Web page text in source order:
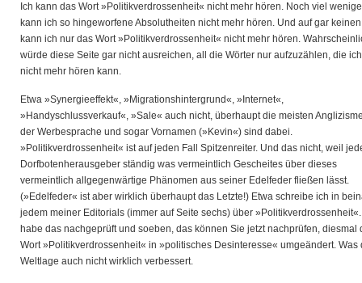
Ich kann das Wort »Politikverdrossenheit« nicht mehr hören. Noch viel
kann ich so hingeworfene Absolutheiten nicht mehr hören. Und auf gar
kann ich nur das Wort »Politikverdrossenheit« nicht mehr hören.
würde diese Seite gar nicht ausreichen, all die Wörter nur aufzuzählen, die ich
nicht mehr hören kann.
Etwa »Synergieeffekt«, »Migrationshintergrund«, »Internet«,
»Handyschlussverkauf«, »Sale« auch nicht, überhaupt die meisten
der Werbesprache und sogar Vornamen (»Kevin«) sind dabei.
»Politikverdrossenheit« ist auf jeden Fall Spitzenreiter. Und das nicht, weil
Dorfbotenherausgeber ständig was vermeintlich Gescheites über dieses
vermeintlich allgegenwärtige Phänomen aus seiner Edelfeder fließen lässt.
(»Edelfeder« ist aber wirklich überhaupt das Letzte!) Etwa schreibe ich in
jedem meiner Editorials (immer auf Seite sechs) über
habe das nachgeprüft und soeben, das können Sie jetzt nachprüfen, diesmal
Wort »Politikverdrossenheit« in »politisches Desinteresse« umgeändert. Was
Weltlage auch nicht wirklich verbessert.